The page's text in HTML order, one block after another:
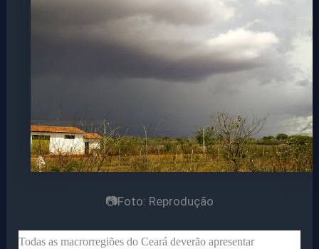
📷Foto: Reprodução
Todas as macrorregiões do Ceará deverão apresentar